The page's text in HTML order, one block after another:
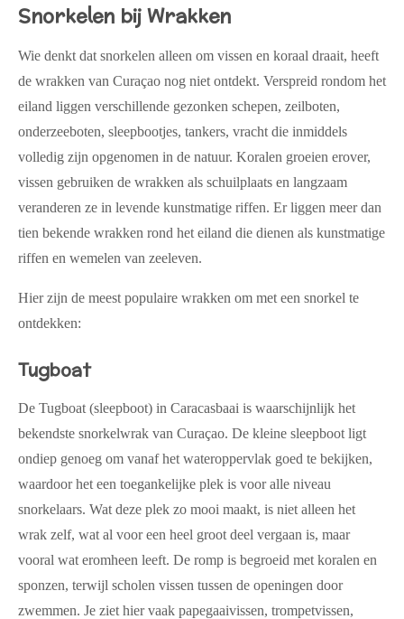
Snorkelen bij Wrakken
Wie denkt dat snorkelen alleen om vissen en koraal draait, heeft
de wrakken van Curaçao nog niet ontdekt. Verspreid rondom het
eiland liggen verschillende gezonken schepen, zeilboten,
onderzeeboten, sleepbootjes, tankers, vracht die inmiddels
volledig zijn opgenomen in de natuur. Koralen groeien erover,
vissen gebruiken de wrakken als schuilplaats en langzaam
veranderen ze in levende kunstmatige riffen. Er liggen meer dan
tien bekende wrakken rond het eiland die dienen als kunstmatige
riffen en wemelen van zeeleven.
Hier zijn de meest populaire wrakken om met een snorkel te
ontdekken:
Tugboat
De Tugboat (sleepboot) in Caracasbaai is waarschijnlijk het
bekendste snorkelwrak van Curaçao. De kleine sleepboot ligt
ondiep genoeg om vanaf het wateroppervlak goed te bekijken,
waardoor het een toegankelijke plek is voor alle niveau
snorkelaars. Wat deze plek zo mooi maakt, is niet alleen het
wrak zelf, wat al voor een heel groot deel vergaan is, maar
vooral wat eromheen leeft. De romp is begroeid met koralen en
sponzen, terwijl scholen vissen tussen de openingen door
zwemmen. Je ziet hier vaak papegaaivissen, trompetvissen,